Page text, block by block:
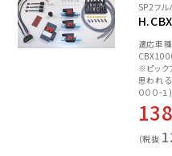
SP2フル
適応車種
※ピック
思われる
０００-
（税抜